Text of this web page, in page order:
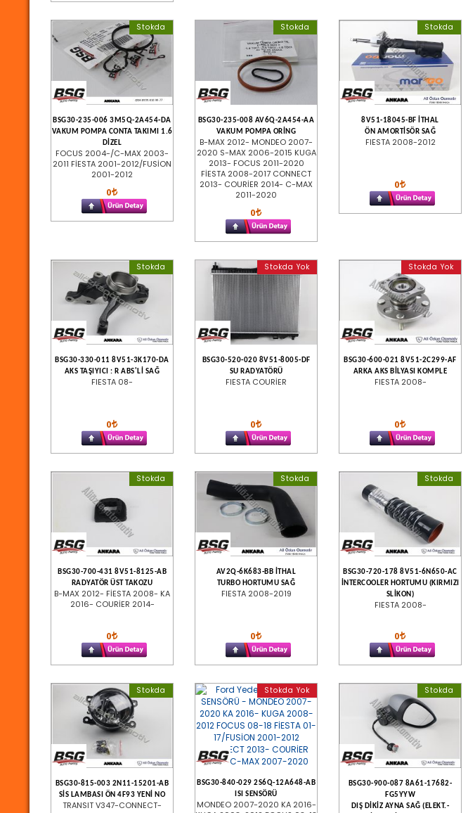
Stokda
BSG30-235-006 3M5Q-2A454-DA
VAKUM POMPA CONTA TAKIMI 1.6
DİZEL
FOCUS 2004-/C-MAX 2003-
2011 FİESTA 2001-2012/FUSİON
2001-2012
0
Stokda
BSG30-235-008 AV6Q-2A454-AA
VAKUM POMPA ORİNG
B-MAX 2012- MONDEO 2007-
2020 S-MAX 2006-2015 KUGA
2013- FOCUS 2011-2020
FİESTA 2008-2017 CONNECT
2013- COURİER 2014- C-MAX
2011-2020
0
Stokda
8V51-18045-BF İTHAL
ÖN AMORTİSÖR SAĞ
FIESTA 2008-2012
0
Stokda
BSG30-330-011 8V51-3K170-DA
AKS TAŞIYICI : R ABS'Lİ SAĞ
FIESTA 08-
0
Stokda Yok
BSG30-520-020 8V51-8005-DF
SU RADYATÖRÜ
FIESTA COURİER
0
Stokda Yok
BSG30-600-021 8V51-2C299-AF
ARKA AKS BİLYASI KOMPLE
FIESTA 2008-
0
Stokda
BSG30-700-431 8V51-8125-AB
RADYATÖR ÜST TAKOZU
B-MAX 2012- FİESTA 2008- KA
2016- COURİER 2014-
0
Stokda
AV2Q-6K683-BB İTHAL
TURBO HORTUMU SAĞ
FIESTA 2008-2019
0
Stokda
BSG30-720-178 8V51-6N650-AC
İNTERCOOLER HORTUMU (KIRMIZI
SLİKON)
FIESTA 2008-
0
Stokda
BSG30-815-003 2N11-15201-AB
SİS LAMBASI ÖN 4F93 YENİ NO
TRANSIT V347-CONNECT-
Stokda Yok
BSG30-840-029 2S6Q-12A648-AB
ISI SENSÖRÜ
MONDEO 2007-2020 KA 2016-
Stokda
BSG30-900-087 8A61-17682-
FG5YYW
DIŞ DİKİZ AYNA SAĞ (ELEKT.-